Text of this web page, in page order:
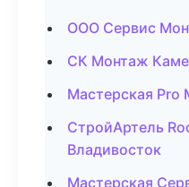
ООО Сервис
СК Монтаж
Мастерская
СтройАртель
Владивосток
Мастерская